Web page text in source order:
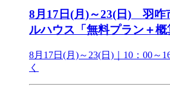
8月17日(月)～23(日) 羽咋
ルハウス「無料プラン＋概
8月17日(月)～23(日)｜10：00
く